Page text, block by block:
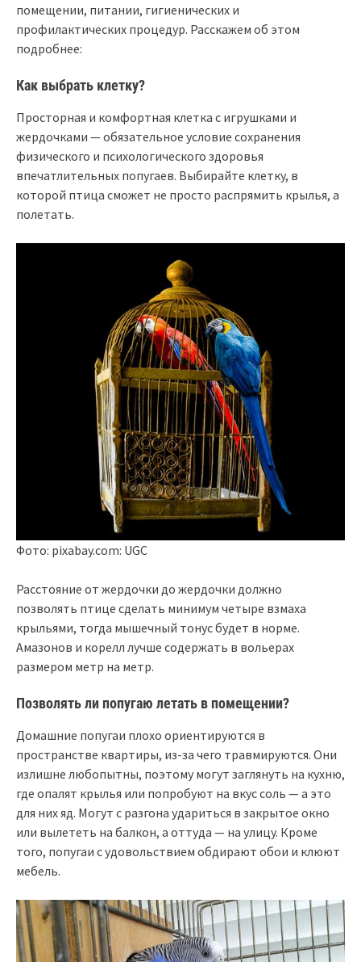
помещении, питании, гигиенических и
профилактических процедур. Расскажем об этом
подробнее:
Как выбрать клетку?
Просторная и комфортная клетка с игрушками и
жердочками — обязательное условие сохранения
физического и психологического здоровья
впечатлительных попугаев. Выбирайте клетку, в
которой птица сможет не просто распрямить крылья, а
полетать.
Фото: pixabay.com: UGC
Расстояние от жердочки до жердочки должно
позволять птице сделать минимум четыре взмаха
крыльями, тогда мышечный тонус будет в норме.
Амазонов и корелл лучше содержать в вольерах
размером метр на метр.
Позволять ли попугаю летать в помещении?
Домашние попугаи плохо ориентируются в
пространстве квартиры, из-за чего травмируются. Они
излишне любопытны, поэтому могут заглянуть на кухню,
где опалят крылья или попробуют на вкус соль — а это
для них яд. Могут с разгона удариться в закрытое окно
или вылететь на балкон, а оттуда — на улицу. Кроме
того, попугаи с удовольствием обдирают обои и клюют
мебель.